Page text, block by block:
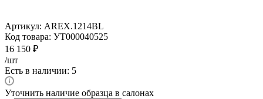
Артикул: AREX.1214BL
Код товара: УТ000040525
16 150 ₽
/шт
Есть в наличии: 5
Уточнить наличие образца в салонах